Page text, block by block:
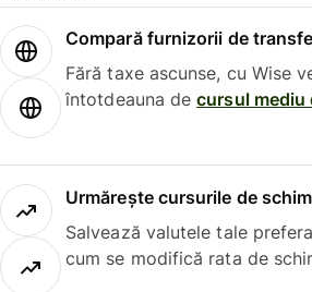
Compară furnizorii de
Fără taxe ascunse, cu Wise
întotdeauna decursul mediu
Urmărește cursurile de
Salvează valutele tale
cum se modifică rata de